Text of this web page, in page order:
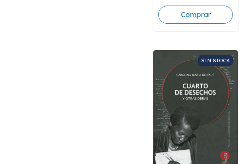
SIN STOCK